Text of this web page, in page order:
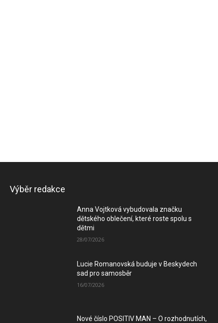
Výběr redakce
Anna Vojtková vybudovala značku
dětského oblečení, které roste spolu s
dětmi
28/07/2026
Lucie Romanovská buduje v Beskydech
sad pro samosběr
16/07/2026
Nové číslo POSITIV MAN – O rozhodnutích,